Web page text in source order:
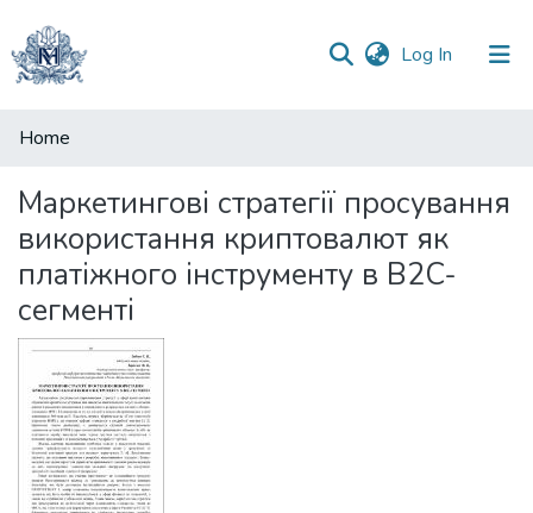
Log In (current)
Communities
Collections
All of DSpace
Statistics
Home
Маркетингові стратегії просування
використання криптовалют як
платіжного інструменту в B2C-
сегменті